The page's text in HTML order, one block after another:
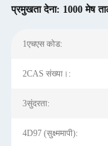
प्रमुखता देना: 1000 मेष
1एचएस कोड:
2CAS संख्या।:
3सुंदरता:
4D97 (सुक्ष्ममापी):